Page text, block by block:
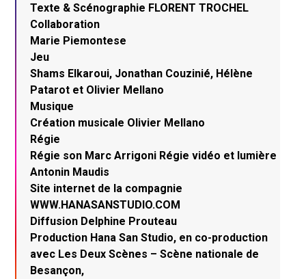
Texte & Scénographie FLORENT TROCHEL
Collaboration
Marie Piemontese
Jeu
Shams Elkaroui, Jonathan Couzinié, Hélène
Patarot et Olivier Mellano
Musique
Création musicale Olivier Mellano
Régie
Régie son Marc Arrigoni Régie vidéo et lumière
Antonin Maudis
Site internet de la compagnie
WWW.HANASANSTUDIO.COM
Diffusion Delphine Prouteau
Production Hana San Studio, en co-production
avec Les Deux Scènes – Scène nationale de
Besançon,